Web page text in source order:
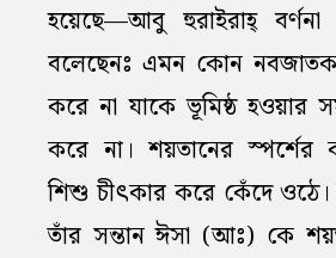
হয়েছে—আবু হুরাইরাহ্‌
বলেছেনঃ এমন কোন নবজাতক
করে না যাকে ভূমিষ্ঠ হওয়ার
করে না। শয়তানের স্পর্শের
শিশু চীৎকার করে কেঁদে
তাঁর সন্তান ঈসা (আঃ) কে